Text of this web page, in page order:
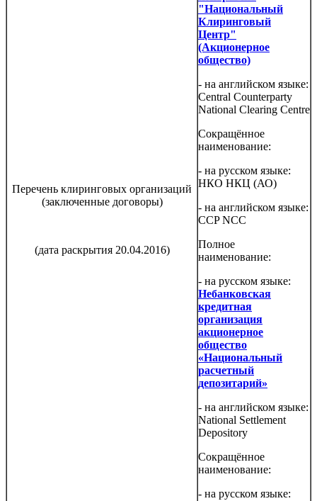
Перечень клиринговых организаций
(заключенные договоры)
(дата раскрытия 20.04.2016)
"Национальный
Клиринговый
Центр"
(Акционерное
общество)
- на английском языке:
Central Counterparty
National Clearing Centre
Сокращённое
наименование:
- на русском языке:
НКО НКЦ (АО)
- на английском языке:
CCP NCC
Полное
наименование:
- на русском языке:
Небанковская
кредитная
организация
акционерное
общество
«Национальный
расчетный
депозитарий»
- на английском языке:
National Settlement
Depository
Сокращённое
наименование:
- на русском языке: